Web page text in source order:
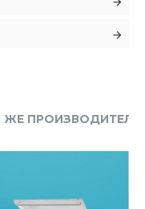
ПРОИЗВОДИТЕЛЯ